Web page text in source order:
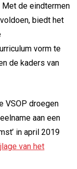
Met de eindtermen
biedt het
vorm te
de kaders van
VSOP droegen
aan een
in april 2019
van het